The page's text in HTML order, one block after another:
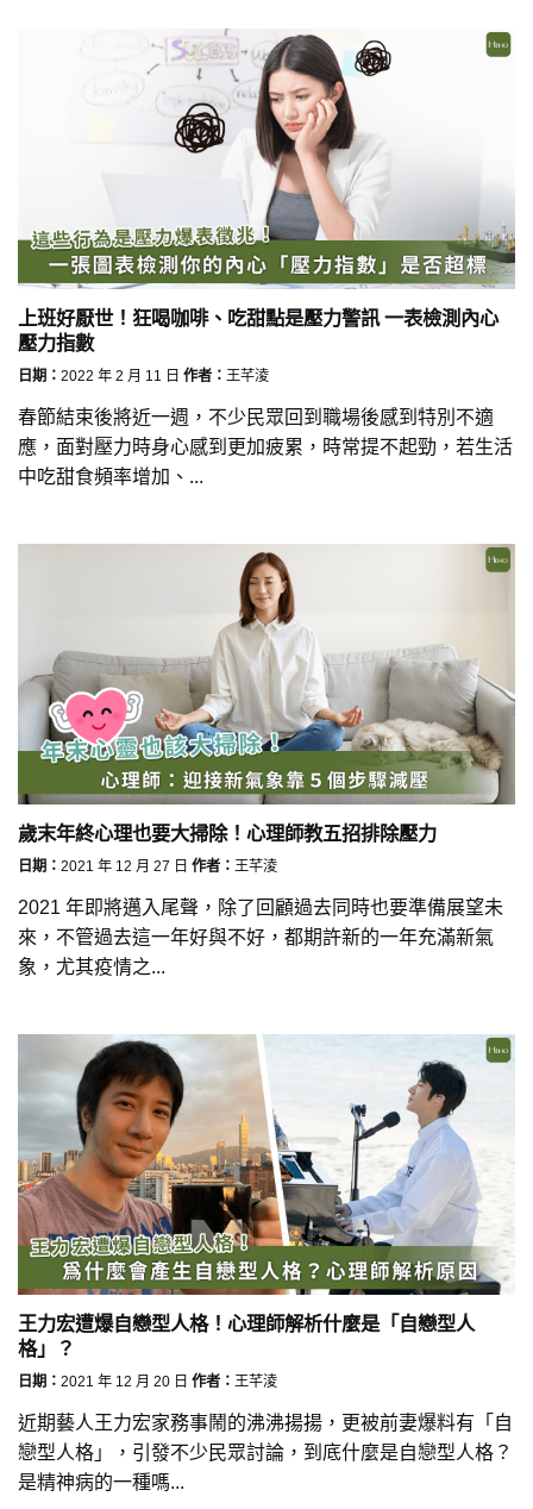
上班好厭世！狂喝咖啡、吃甜點是壓力警訊 一表檢測內心
壓力指數
日期： 2022 年 2 月 11 日 作者： 王芊淩
春節結束後將近一週，不少民眾回到職場後感到特別不適
應，面對壓力時身心感到更加疲累，時常提不起勁，若生活
中吃甜食頻率增加、...
歲末年終心理也要大掃除！心理師教五招排除壓力
日期： 2021 年 12 月 27 日 作者： 王芊淩
2021 年即將邁入尾聲，除了回顧過去同時也要準備展望未
來，不管過去這一年好與不好，都期許新的一年充滿新氣
象，尤其疫情之...
王力宏遭爆自戀型人格！心理師解析什麼是「自戀型人
格」？
日期： 2021 年 12 月 20 日 作者： 王芊淩
近期藝人王力宏家務事鬧的沸沸揚揚，更被前妻爆料有「自
戀型人格」，引發不少民眾討論，到底什麼是自戀型人格？
是精神病的一種嗎...